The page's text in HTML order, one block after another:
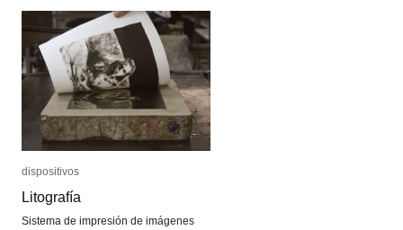
dispositivos
Litografía
Sistema de impresión de imágenes
dispositivos
Litografía